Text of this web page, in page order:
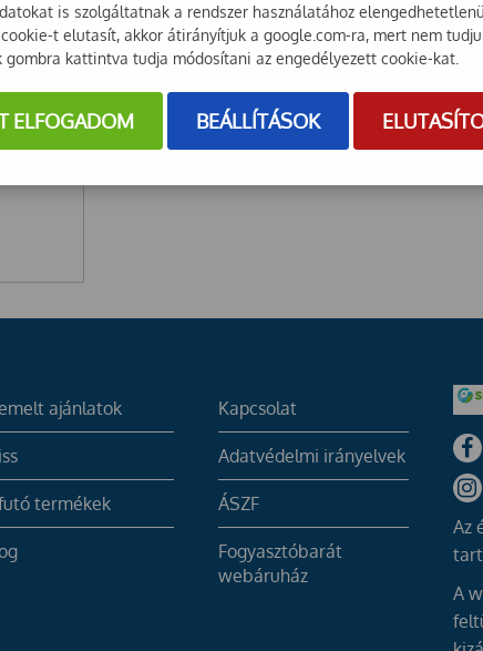
ajánlatok
termékek
Kapcsolat
Adatvédelmi irányelvek
ÁSZF
Fogyasztóbarát
webáruház
Az
A
is szolgáltatnak a rendszer használatához
t elutasít, akkor átirányítjuk a google.com-ra, mert nem
kattintva tudja módosítani az engedélyezett cookie-kat.
ELFOGADOM BEÁLLÍTÁSOK